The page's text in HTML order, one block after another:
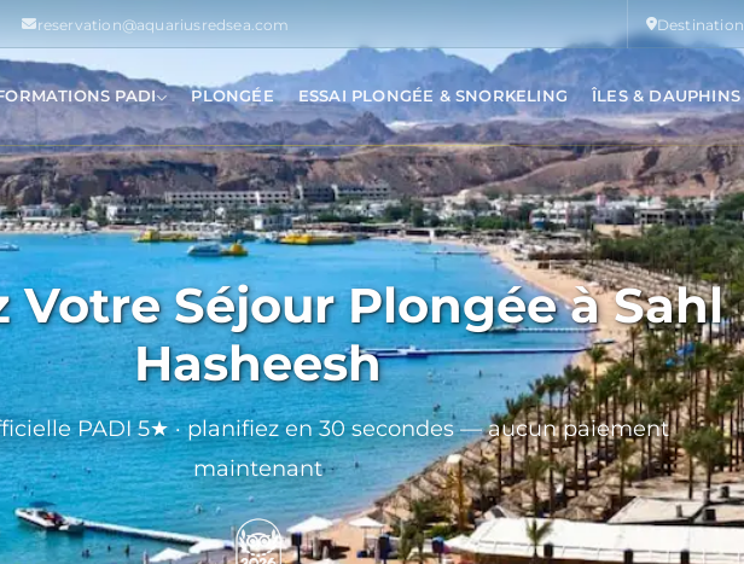
reservation@aquariusredsea.com Destination
PADI PLONGÉE ESSAI PLONGÉE & SNORKELING ÎLES & DAUPHINS
Votre Séjour Plongée à Sahl
Hasheesh
PADI 5★ · planifiez en 30 secondes — aucun paiement
maintenant